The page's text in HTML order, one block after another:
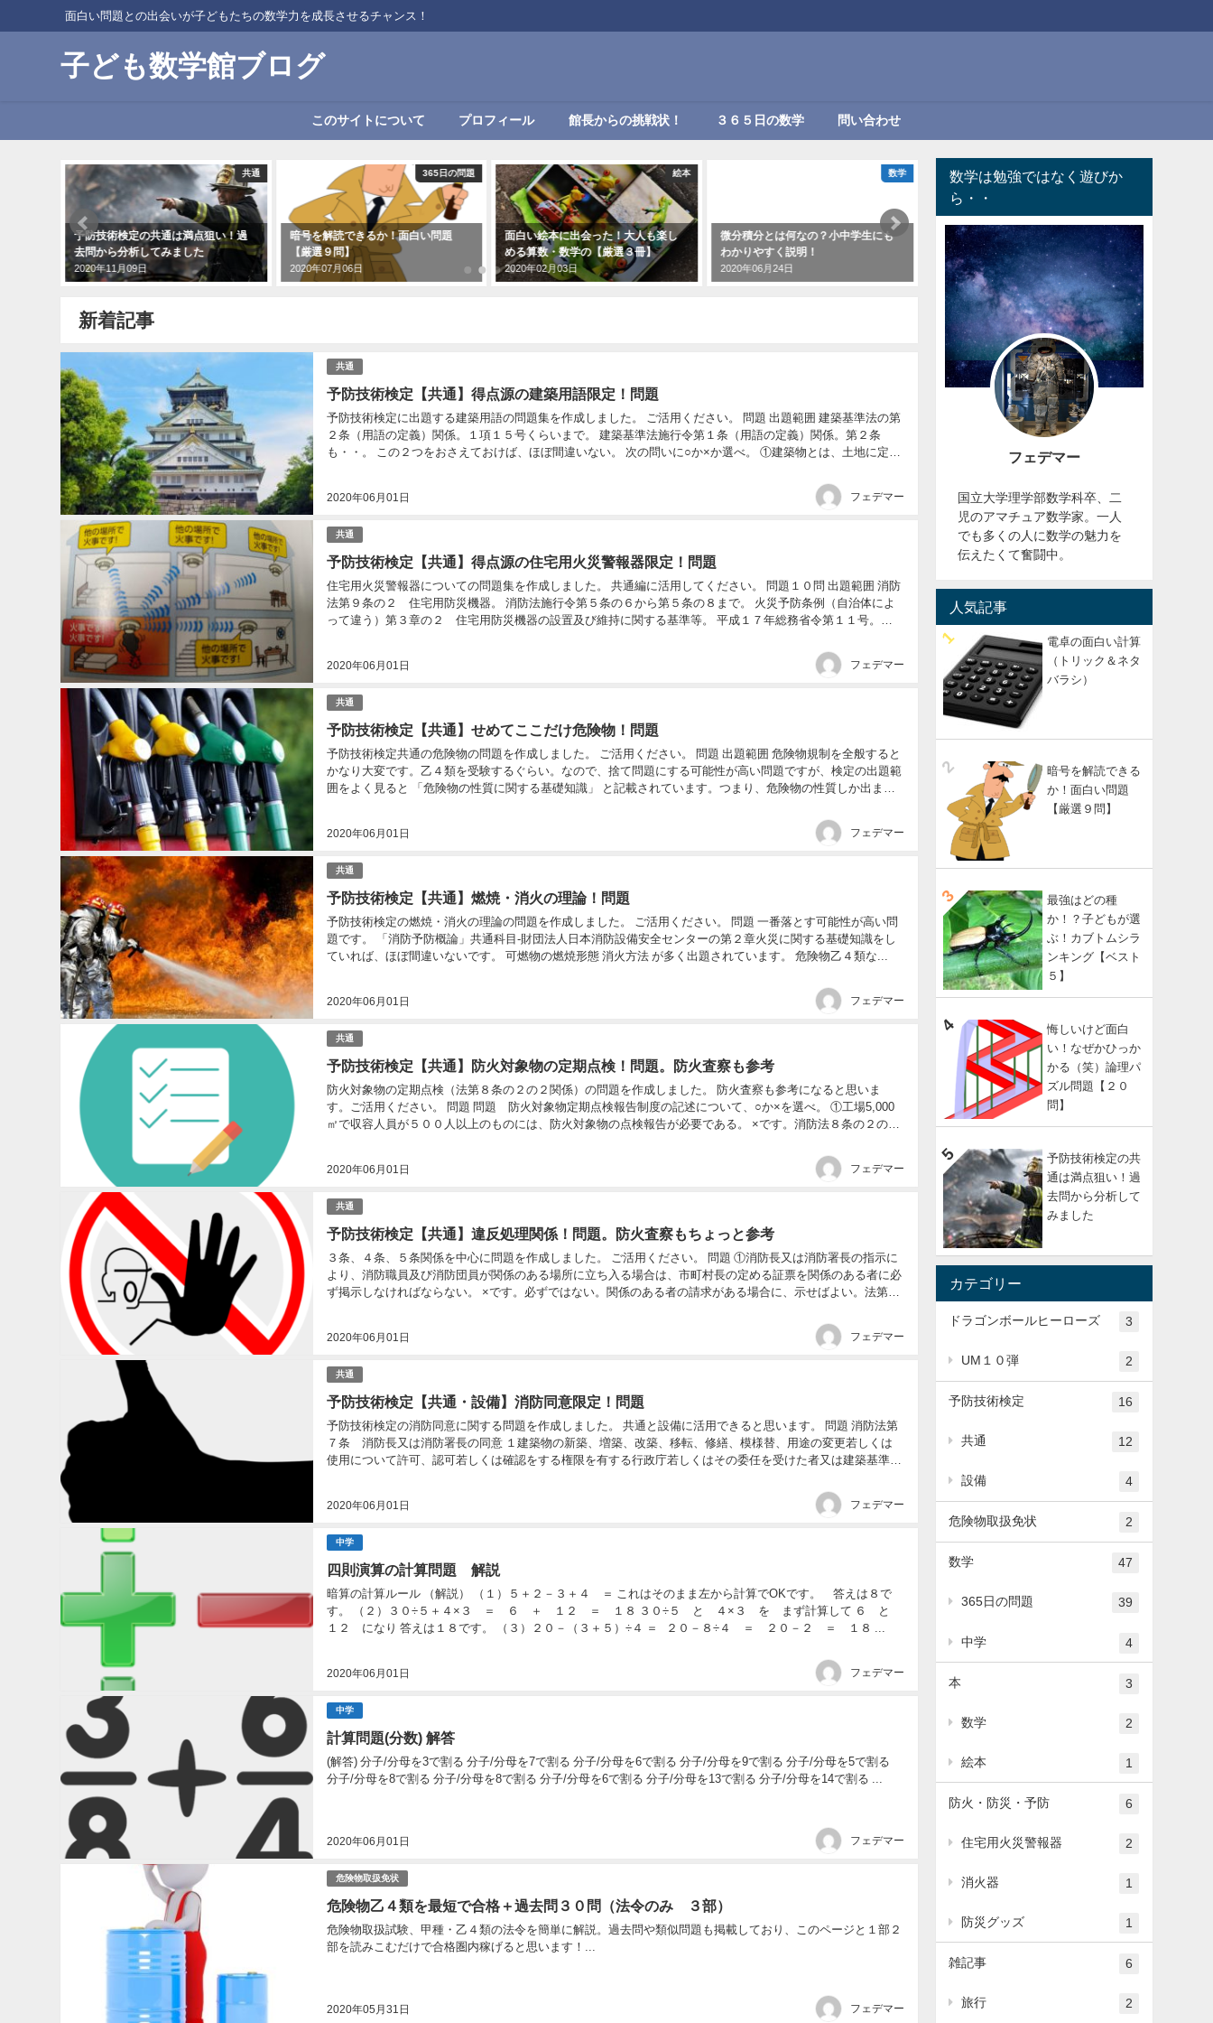
面白い問題との出会いが子どもたちの数学力を成長させるチャンス！
子ども数学館ブログ
このサイトについて プロフィール 館長からの挑戦状！ ３６５日の数学 問い合わせ
共通
予防技術検定の共通は満点狙い！過
去問から分析してみました
2020年11月09日
365日の問題
暗号を解読できるか！面白い問題
【厳選９問】
2020年07月06日
絵本
面白い絵本に出会った！大人も楽し
める算数・数学の【厳選３冊】
2020年02月03日
数学
微分積分とは何なの？小中学生にも
わかりやすく説明！
2020年06月24日
共通
予防技術検定の共通は満点狙い！過
去問から分析してみました
2020年11月09日
新着記事
共通
予防技術検定【共通】得点源の建築用語限定！問題
2020年06月01日
予防技術検定に出題する建築用語の問題集を作成しました。 ご活用ください。 問題 出題範囲 建築基準法の第
２条（用語の定義）関係。１項１５号くらいまで。 建築基準法施行令第１条（用語の定義）関係。第２条
も・・。 この２つをおさえておけば、ほぼ間違いない。 次の問いに○か×か選べ。 ①建築物とは、土地に定着
フェデマー
共通
予防技術検定【共通】得点源の住宅用火災警報器限定！問題
2020年06月01日
住宅用火災警報器についての問題集を作成しました。 共通編に活用してください。 問題１０問 出題範囲 消防
法第９条の２ 住宅用防災機器。 消防法施行令第５条の６から第５条の８まで。 火災予防条例（自治体によ
って違う）第３章の２ 住宅用防災機器の設置及び維持に関する基準等。 平成１７年総務省令第１１号。住
フェデマー
共通
予防技術検定【共通】せめてここだけ危険物！問題
2020年06月01日
予防技術検定共通の危険物の問題を作成しました。 ご活用ください。 問題 出題範囲 危険物規制を全般すると
かなり大変です。乙４類を受験するぐらい。なので、捨て問題にする可能性が高い問題ですが、検定の出題範
囲をよく見ると 「危険物の性質に関する基礎知識」 と記載されています。つまり、危険物の性質しか出ませ
フェデマー
共通
予防技術検定【共通】燃焼・消火の理論！問題
2020年06月01日
予防技術検定の燃焼・消火の理論の問題を作成しました。 ご活用ください。 問題 一番落とす可能性が高い問
題です。 「消防予防概論」共通科目-財団法人日本消防設備安全センターの第２章火災に関する基礎知識をし
ていれば、ほぼ間違いないです。 可燃物の燃焼形態 消火方法 が多く出題されています。 危険物乙４類な...
フェデマー
共通
予防技術検定【共通】防火対象物の定期点検！問題。防火査察も参考
2020年06月01日
防火対象物の定期点検（法第８条の２の２関係）の問題を作成しました。 防火査察も参考になると思いま
す。ご活用ください。 問題 問題 防火対象物定期点検報告制度の記述について、○か×を選べ。 ①工場5,000
㎡で収容人員が５００人以上のものには、防火対象物の点検報告が必要である。 ×です。消防法８条の２の２
フェデマー
共通
予防技術検定【共通】違反処理関係！問題。防火査察もちょっと参考
2020年06月01日
３条、４条、５条関係を中心に問題を作成しました。 ご活用ください。 問題 ①消防長又は消防署長の指示に
より、消防職員及び消防団員が関係のある場所に立ち入る場合は、市町村長の定める証票を関係のある者に必
ず掲示しなければならない。 ×です。必ずではない。関係のある者の請求がある場合に、示せばよい。法第４
フェデマー
共通
予防技術検定【共通・設備】消防同意限定！問題
2020年06月01日
予防技術検定の消防同意に関する問題を作成しました。 共通と設備に活用できると思います。 問題 消防法第
７条 消防長又は消防署長の同意 １建築物の新築、増築、改築、移転、修繕、模様替、用途の変更若しくは
使用について許可、認可若しくは確認をする権限を有する行政庁若しくはその委任を受けた者又は建築基準法
フェデマー
中学
四則演算の計算問題 解説
2020年06月01日
暗算の計算ルール （解説） （１）５＋２－３＋４ ＝ これはそのまま左から計算でOKです。 答えは８で
す。 （２）３０÷５＋４×３ ＝ ６ ＋ １２ ＝ １８ ３０÷５ と ４×３ を まず計算して ６ と
フェデマー
中学
計算問題(分数) 解答
2020年06月01日
(解答) 分子/分母を3で割る 分子/分母を7で割る 分子/分母を6で割る 分子/分母を9で割る 分子/分母を5で割る
分子/分母を8で割る 分子/分母を8で割る 分子/分母を6で割る 分子/分母を13で割る 分子/分母を14で割る ...
フェデマー
危険物取扱免状
危険物乙４類を最短で合格＋過去問３０問（法令のみ ３部）
2020年05月31日
危険物取扱試験、甲種・乙４類の法令を簡単に解説。過去問や類似問題も掲載しており、このページと１部２
部を読みこむだけで合格圏内稼げると思います！...
フェデマー
数学は勉強ではなく遊びか
ら・・
フェデマー
国立大学理学部数学科卒、二
児のアマチュア数学家。一人
でも多くの人に数学の魅力を
伝えたくて奮闘中。
人気記事
電卓の面白い計算
（トリック＆ネタ
バラシ）
暗号を解読できる
か！面白い問題
【厳選９問】
最強はどの種
か！？子どもが選
ぶ！カブトムシラ
ンキング【ベスト
５】
悔しいけど面白
い！なぜかひっか
かる（笑）論理パ
ズル問題【２０
問】
予防技術検定の共
通は満点狙い！過
去問から分析して
みました
カテゴリー
ドラゴンボールヒーローズ 3
UM１０弾 2
予防技術検定 16
共通 12
設備 4
危険物取扱免状 2
数学 47
365日の問題 39
中学 4
本 3
数学 2
絵本 1
防火・防災・予防 6
住宅用火災警報器 2
消火器 1
防災グッズ 1
雑記事 6
旅行 2